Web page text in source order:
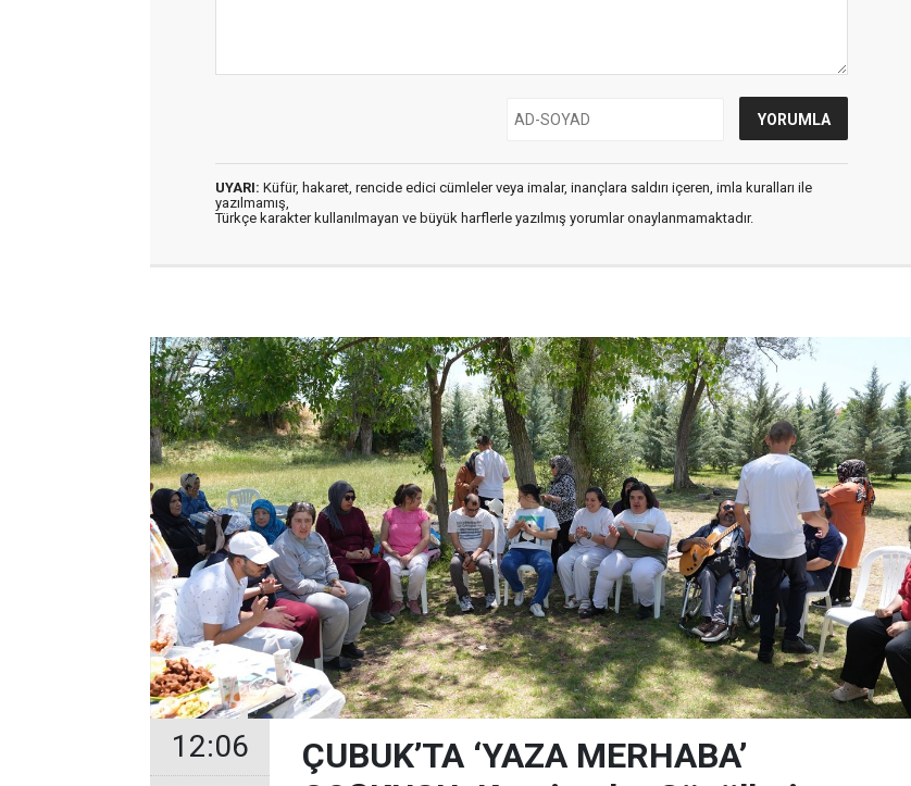
UYARI: Küfür, hakaret, rencide edici cümleler veya imalar, inançlara saldırı içeren, imla kuralları ile
yazılmamış,
Türkçe karakter kullanılmayan ve büyük harflerle yazılmış yorumlar onaylanmamaktadır.
12:06
ÇUBUK’TA ‘YAZA MERHABA’